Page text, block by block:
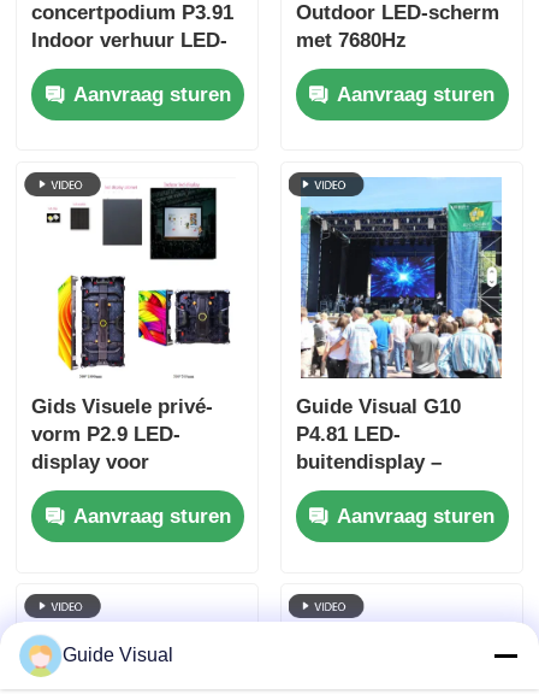
concertpodium P3.91
Indoor verhuur LED-
display voor
rondleidingen, Quick
Lock Dual Backup
Aanvraag sturen
Outdoor LED-scherm
met 7680Hz
vernieuwingssnelheid
en IP65 waterdicht
voor verhuur en
Aanvraag sturen
Gids Visuele privé-
vorm P2.9 LED-
display voor
binnenverhuur versus
openbare vorm,
sterkere anti-
Aanvraag sturen
Guide Visual G10
P4.81 LED-
buitendisplay –
Duurzaam en
kosteneffectief
verhuurscherm voor
Aanvraag sturen
Guide Visual